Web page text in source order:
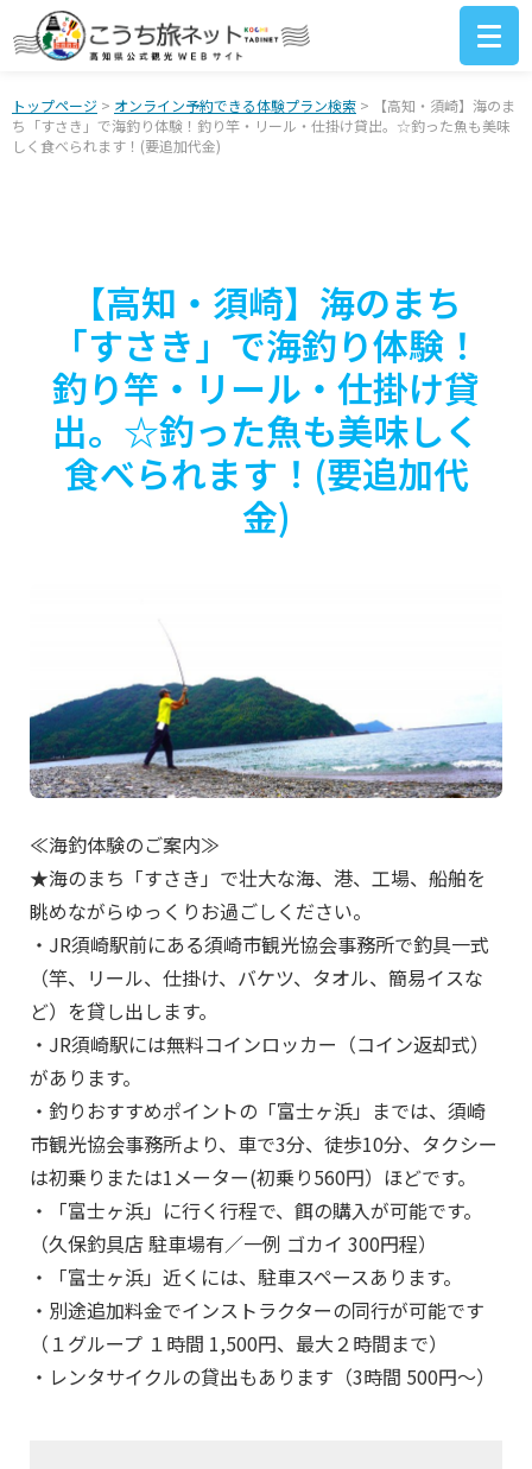
トップページ > オンライン予約できる体験プラン検索 > 【高知・須崎】海のま
ち「すさき」で海釣り体験！釣り竿・リール・仕掛け貸出。☆釣った魚も美味
しく食べられます！(要追加代金)
【高知・須崎】海のまち
「すさき」で海釣り体験！
釣り竿・リール・仕掛け貸
出。☆釣った魚も美味しく
食べられます！(要追加代
金)
≪海釣体験のご案内≫
★海のまち「すさき」で壮大な海、港、工場、船舶を
眺めながらゆっくりお過ごしください。
・JR須崎駅前にある須崎市観光協会事務所で釣具一式
（竿、リール、仕掛け、バケツ、タオル、簡易イスな
ど）を貸し出します。
・JR須崎駅には無料コインロッカー（コイン返却式）
があります。
・釣りおすすめポイントの「富士ヶ浜」までは、須崎
市観光協会事務所より、車で3分、徒歩10分、タクシー
は初乗りまたは1メーター(初乗り560円）ほどです。
・「富士ヶ浜」に行く行程で、餌の購入が可能です。
（久保釣具店 駐車場有／一例 ゴカイ 300円程）
・「富士ヶ浜」近くには、駐車スペースあります。
・別途追加料金でインストラクターの同行が可能です
（１グループ １時間 1,500円、最大２時間まで）
・レンタサイクルの貸出もあります（3時間 500円～）